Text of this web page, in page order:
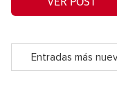
Entradas más